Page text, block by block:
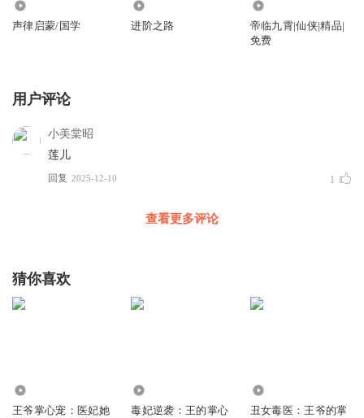
声律启蒙/国学 进阶之路
帝临九霄|仙侠|精品|
免费
用户评论
小美棠昭
莲儿
回复 2025-12-10 1
查看更多评论
猜你喜欢
王爷掌心宠：医妃她
毒妃逆袭：王的掌心
丑女毒医：王爷的掌